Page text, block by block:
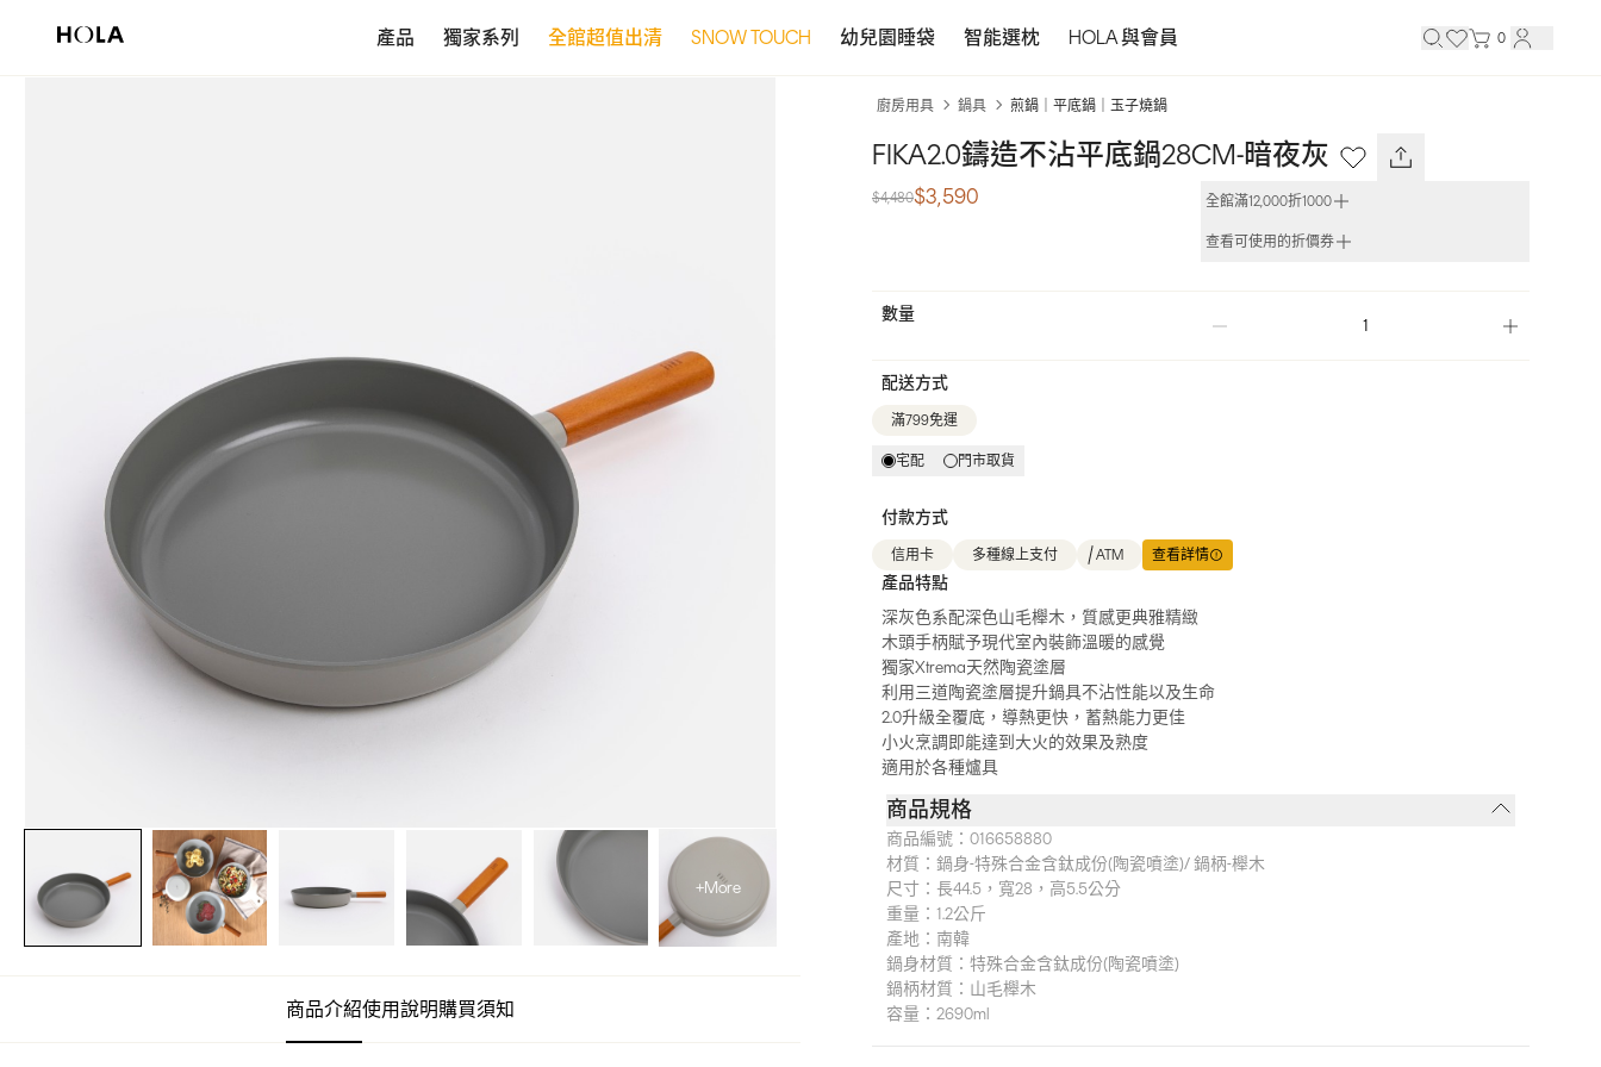
產品 獨家系列 全館超值出清 SNOW TOUCH 幼兒園睡袋 智能選枕 HOLA 與會員 0
+More
商品介紹使用說明購買須知
廚房用具 鍋具 煎鍋｜平底鍋｜玉子燒鍋
FIKA2.0鑄造不沾平底鍋28CM-暗夜灰
$4,480$3,590 全館滿12,000折1000
查看可使用的折價券
數量
配送方式
滿799免運
宅配 門市取貨
付款方式
信用卡 多種線上支付 ATM 查看詳情
產品特點
深灰色系配深色山毛櫸木，質感更典雅精緻
木頭手柄賦予現代室內裝飾溫暖的感覺
獨家Xtrema天然陶瓷塗層
利用三道陶瓷塗層提升鍋具不沾性能以及生命
2.0升級全覆底，導熱更快，蓄熱能力更佳
小火烹調即能達到大火的效果及熟度
適用於各種爐具
商品規格
商品編號： 016658880
材質： 鍋身-特殊合金含鈦成份(陶瓷噴塗)/ 鍋柄-櫸木
尺寸： 長44.5，寬28，高5.5公分
重量： 1.2公斤
產地： 南韓
鍋身材質：特殊合金含鈦成份(陶瓷噴塗)
鍋柄材質：山毛櫸木
容量：2690ml